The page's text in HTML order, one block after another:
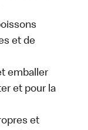
et de
emballer
et pour la
et